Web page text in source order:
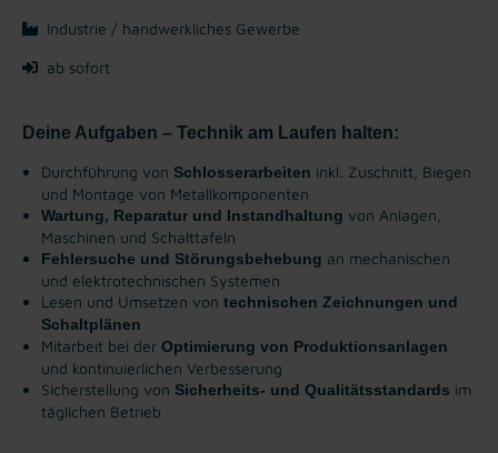
Industrie / handwerkliches Gewerbe
ab sofort
Deine Aufgaben – Technik am Laufen halten:
Durchführung von Schlosserarbeiten inkl. Zuschnitt, Biegen
und Montage von Metallkomponenten
Wartung, Reparatur und Instandhaltung von Anlagen,
Maschinen und Schalttafeln
Fehlersuche und Störungsbehebung an mechanischen
und elektrotechnischen Systemen
Lesen und Umsetzen von technischen Zeichnungen und
Schaltplänen
Mitarbeit bei der Optimierung von Produktionsanlagen
und kontinuierlichen Verbesserung
Sicherstellung von Sicherheits- und Qualitätsstandards im
täglichen Betrieb